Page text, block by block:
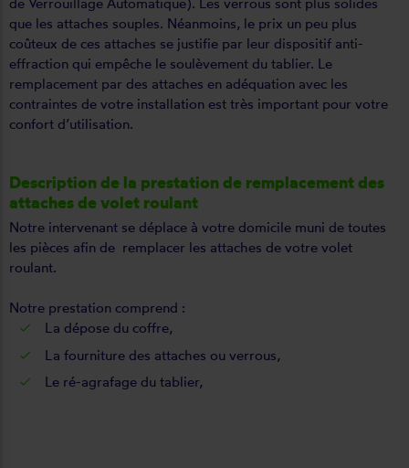
que les attaches souples. Néanmoins, le prix un peu plus
coûteux de ces attaches se justifie par leur dispositif anti-
effraction qui empêche le soulèvement du tablier. Le
remplacement par des attaches en adéquation avec les
contraintes de votre installation est très important pour votre
confort d’utilisation.
Description de la prestation de remplacement des
attaches de volet roulant
Notre intervenant se déplace à votre domicile muni de toutes
les pièces afin de remplacer les attaches de votre volet
roulant.
Notre prestation comprend :
La dépose du coffre,
La fourniture des attaches ou verrous,
Le ré-agrafage du tablier,